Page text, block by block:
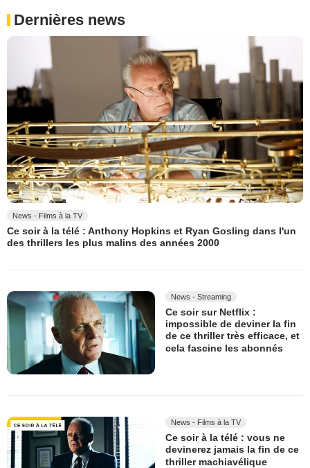
Dernières news
News - Films à la TV
Ce soir à la télé : Anthony Hopkins et Ryan Gosling dans l'un
des thrillers les plus malins des années 2000
News - Streaming
Ce soir sur Netflix :
impossible de deviner la fin
de ce thriller très efficace, et
cela fascine les abonnés
News - Films à la TV
Ce soir à la télé : vous ne
devinerez jamais la fin de ce
thriller machiavélique